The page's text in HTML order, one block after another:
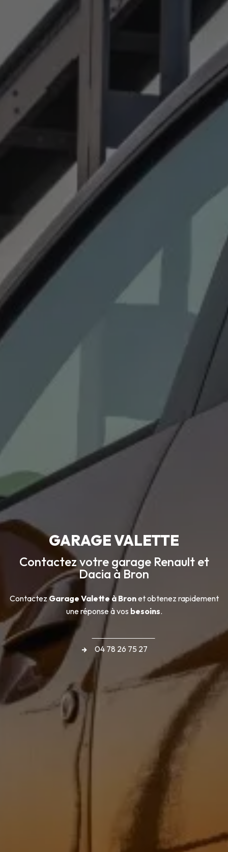
GARAGE VALETTE
Contactez votre garage Renault et
Dacia à Bron
ContactezGarage Valette à Bronet obtenez rapidement
une réponse à vos besoins.
04 78 26 75 27